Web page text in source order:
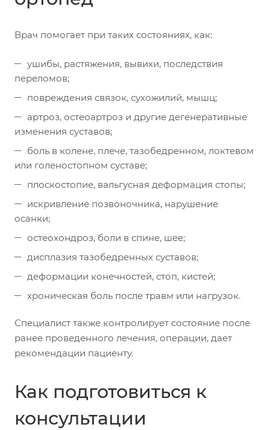
Врач помогает при таких состояниях, как:
ушибы, растяжения, вывихи, последствия
переломов;
повреждения связок, сухожилий, мышц;
артроз, остеоартроз и другие дегенеративные
изменения суставов;
боль в колене, плече, тазобедренном, локтевом
или голеностопном суставе;
плоскостопие, вальгусная деформация стопы;
искривление позвоночника, нарушение
осанки;
остеохондроз, боли в спине, шее;
дисплазия тазобедренных суставов;
деформации конечностей, стоп, кистей;
хроническая боль после травм или нагрузок.
Специалист также контролирует состояние после
ранее проведенного лечения, операции, дает
рекомендации пациенту.
Как подготовиться к
консультации